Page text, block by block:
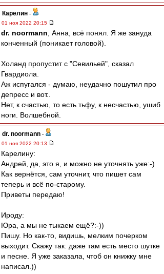
Карелин -
01 ноя 2022 20:15
dr. noormann , Анна, всё понял. Я же зануда
конченный (поникает головой).
Холанд пропустит с "Севильей", сказал
Гвардиола.
Аж испугался - думаю, неудачно пошутил про
депресс и вот..
Нет, к счастью, то есть тьфу, к несчастью, ушиб
ноги. Волшебной.
dr. noormann -
01 ноя 2022 20:13
Карелину:
Андрей, да, это я, и можно не уточнять уже:-)
Как вернётся, сам уточнит, что пишет сам
теперь и всё по-старому.
Приветы передаю!
Ироду:
Юра, а мы не тыкаем ещё?:-))
Пишу. Но как-то, видишь, мелким почерком
выходит. Скажу так: даже там есть место шутке
и песне. Я уже заказала, чтоб он книжку мне
написал.))